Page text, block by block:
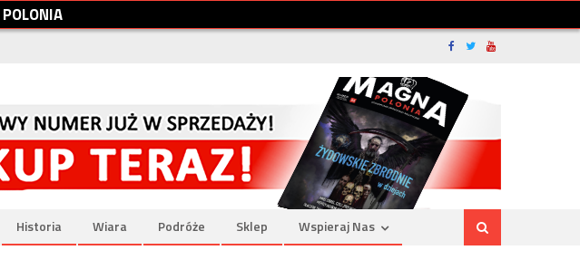
POLONIA
Historia Wiara Podróże Sklep Wspieraj Nas